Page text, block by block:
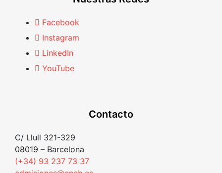
Facebook
Instagram
LinkedIn
YouTube
Contacto
C/ Llull 321-329
08019 – Barcelona
(+34) 93 237 73 37